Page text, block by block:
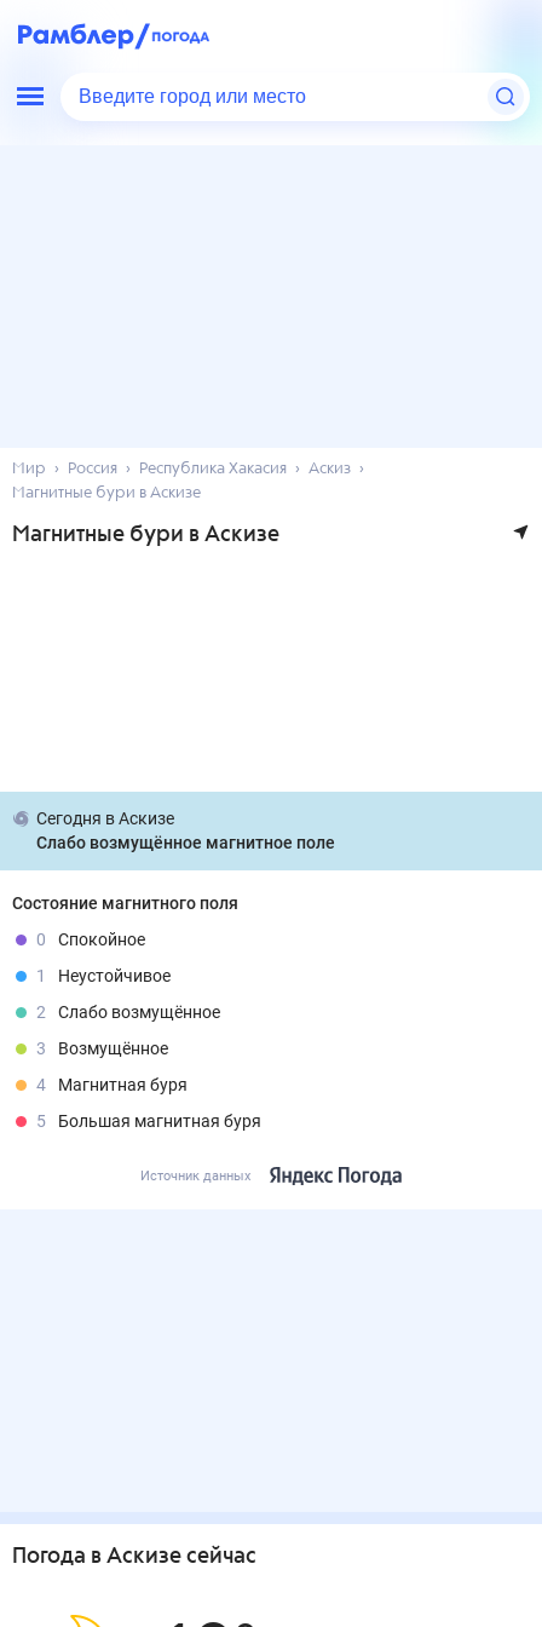
Введите город или место
Мир Россия Республика Хакасия
Аскиз
Магнитные бури в Аскизе
Магнитные бури в Аскизе
Сегодня в Аскизе
Слабо возмущённое магнитное поле
Состояние магнитного поля
0
Спокойное
1
Неустойчивое
2
Слабо возмущённое
3
Возмущённое
4
Магнитная буря
5
Большая магнитная буря
Источник данных
Погода в Аскизе сейчас